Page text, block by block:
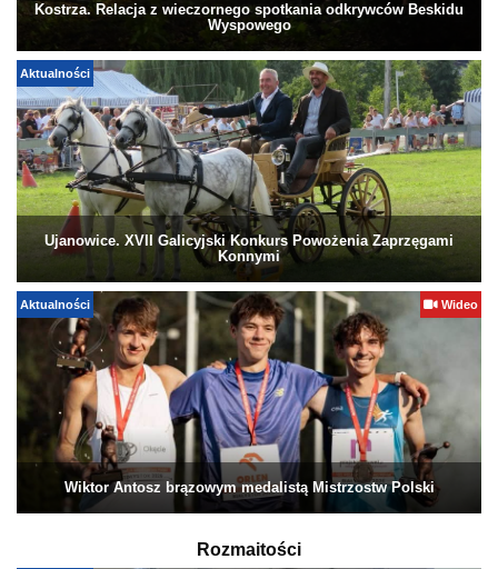
Kostrza. Relacja z wieczornego spotkania odkrywców Beskidu
Wyspowego
Aktualności
Ujanowice. XVII Galicyjski Konkurs Powożenia Zaprzęgami
Konnymi
Aktualności Wideo
Wiktor Antosz brązowym medalistą Mistrzostw Polski
Rozmaitości